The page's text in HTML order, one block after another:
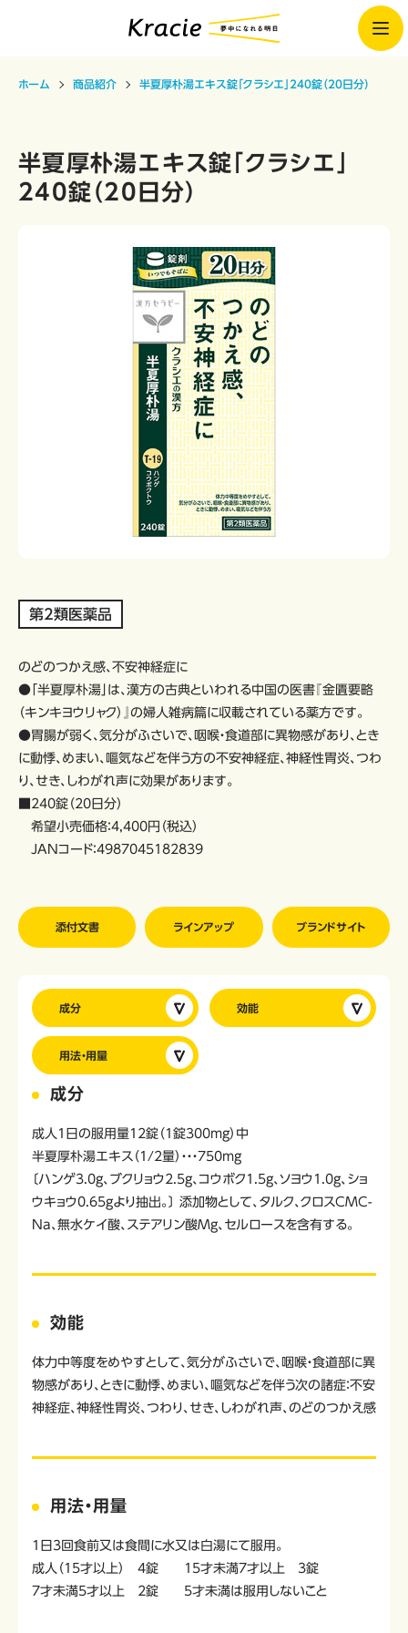
ホーム 商品紹介 半夏厚朴湯エキス錠「クラシエ」240錠（20日分）
添付文書 ラインアップ ブランドサイト
半夏厚朴湯エキス錠「クラシエ」
240錠（20日分）
第2類医薬品
のどのつかえ感、不安神経症に
●「半夏厚朴湯」は、漢方の古典といわれる中国の医書『金匱要略
（キンキヨウリャク）』の婦人雑病篇に収載されている薬方です。
●胃腸が弱く、気分がふさいで、咽喉・食道部に異物感があり、とき
に動悸、めまい、嘔気などを伴う方の不安神経症、神経性胃炎、つわ
り、せき、しわがれ声に効果があります。
■240錠（20日分）
希望小売価格：4,400円（税込）
JANコード：4987045182839
成分 効能
用法・用量
成分
成人1日の服用量12錠（1錠300mg）中
半夏厚朴湯エキス（1/2量）・・・750mg
〔ハンゲ3.0g、ブクリョウ2.5g、コウボク1.5g、ソヨウ1.0g、ショ
ウキョウ0.65gより抽出。〕 添加物として、タルク、クロスCMC-
Na、無水ケイ酸、ステアリン酸Mg、セルロースを含有する。
効能
体力中等度をめやすとして、気分がふさいで、咽喉・食道部に異
物感があり、ときに動悸、めまい、嘔気などを伴う次の諸症：不安
神経症、神経性胃炎、つわり、せき、しわがれ声、のどのつかえ感
用法・用量
1日3回食前又は食間に水又は白湯にて服用。
成人（15才以上） 4錠 15才未満7才以上 3錠
7才未満5才以上 2錠 5才未満は服用しないこと